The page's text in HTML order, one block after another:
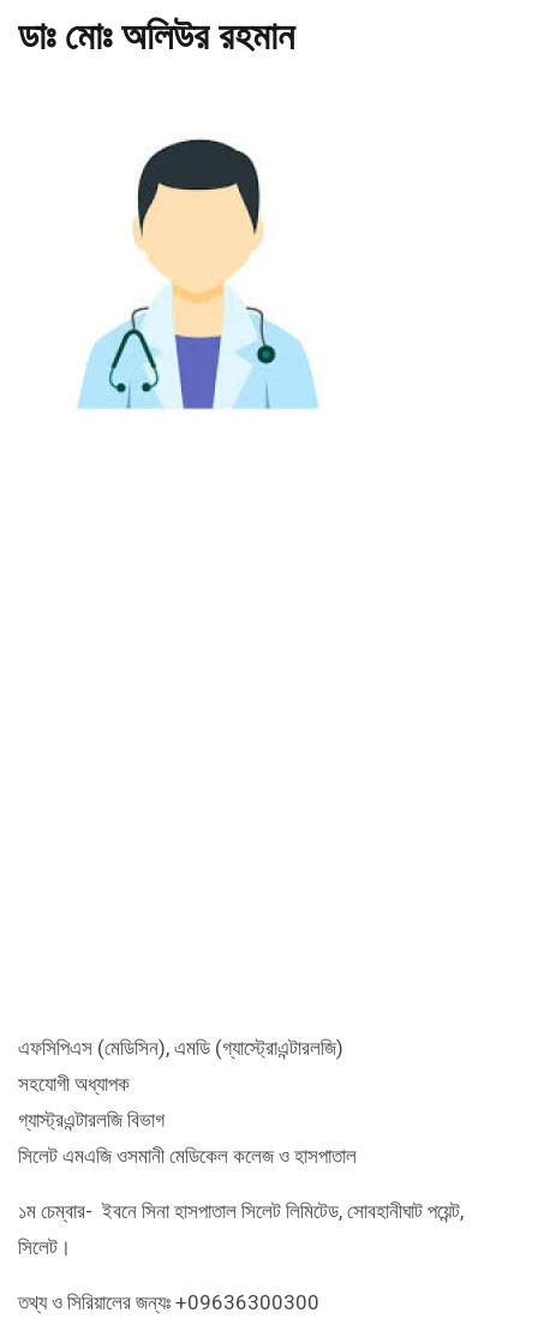
ডাঃ মোঃ অলিউর রহমান
এফসিপিএস (মেডিসিন), এমডি (গ্যাস্ট্রোএন্টারলজি)
সহযোগী অধ্যাপক
গ্যাস্ট্রএন্টারলজি বিভাগ
সিলেট এমএজি ওসমানী মেডিকেল কলেজ ও হাসপাতাল
১ম চেম্বার- ইবনে সিনা হাসপাতাল সিলেট লিমিটেড, সোবহানীঘাট পয়েন্ট,
সিলেট।
তথ্য ও সিরিয়ালের জন্যঃ +09636300300